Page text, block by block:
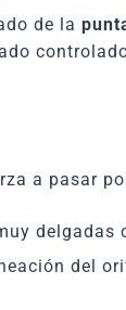
de la
a pasar
del